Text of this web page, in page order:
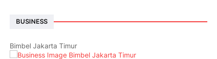
BUSINESS
Bimbel Jakarta Timur